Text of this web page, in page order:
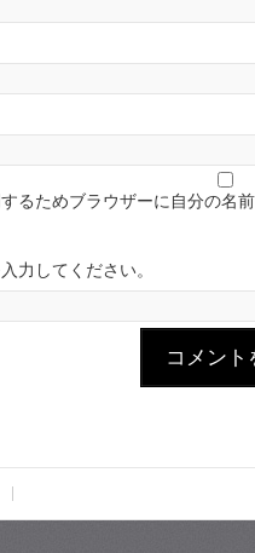
るためブラウザーに自分の名
力してください。